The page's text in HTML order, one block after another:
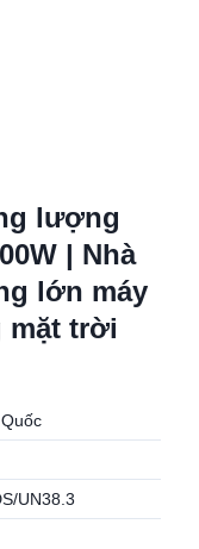
lượng
| Nhà
lớn máy
mặt trời
UN38.3